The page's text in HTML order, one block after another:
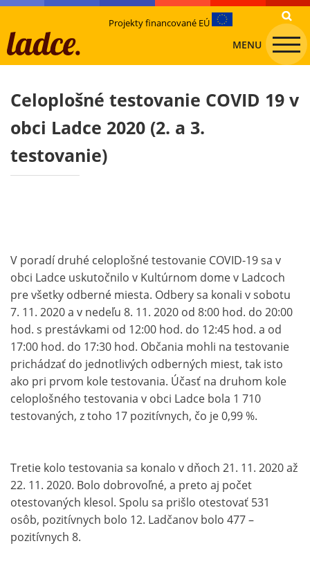
Projekty financované EÚ
MENU
Celoplošné testovanie COVID 19 v
obci Ladce 2020 (2. a 3.
testovanie)
V poradí druhé celoplošné testovanie COVID-19 sa v
obci Ladce uskutočnilo v Kultúrnom dome v Ladcoch
pre všetky odberné miesta. Odbery sa konali v sobotu
7. 11. 2020 a v nedeľu 8. 11. 2020 od 8:00 hod. do 20:00
hod. s prestávkami od 12:00 hod. do 12:45 hod. a od
17:00 hod. do 17:30 hod. Občania mohli na testovanie
prichádzať do jednotlivých odberných miest, tak isto
ako pri prvom kole testovania. Účasť na druhom kole
celoplošného testovania v obci Ladce bola 1 710
testovaných, z toho 17 pozitívnych, čo je 0,99 %.
Tretie kolo testovania sa konalo v dňoch 21. 11. 2020 až
22. 11. 2020. Bolo dobrovoľné, a preto aj počet
otestovaných klesol. Spolu sa prišlo otestovať 531
osôb, pozitívnych bolo 12. Ladčanov bolo 477 –
pozitívnych 8.